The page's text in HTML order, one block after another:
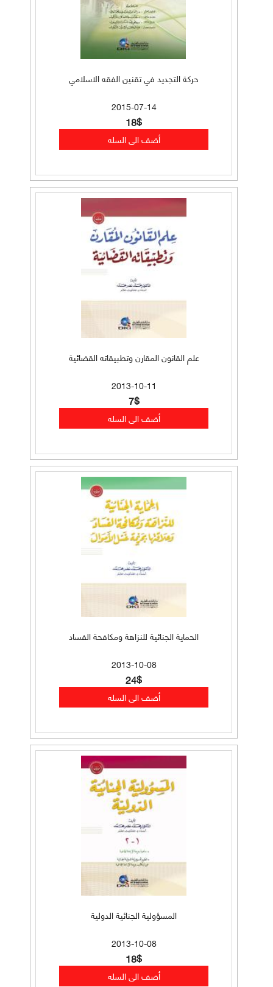
حركة التجديد في تقنين الفقه الاسلامي
2015-07-14
18$
علم القانون المقارن وتطبيقاته القضائية
2013-10-11
7$
الحماية الجنائية للنزاهة ومكافحة الفساد
2013-10-08
24$
المسؤولية الجنائية الدولية
2013-10-08
18$